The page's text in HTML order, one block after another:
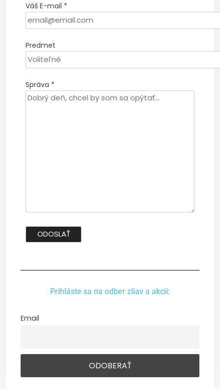
Váš E-mail *
Predmet
Správa *
Prihláste sa na odber zliav a akcií:
Email